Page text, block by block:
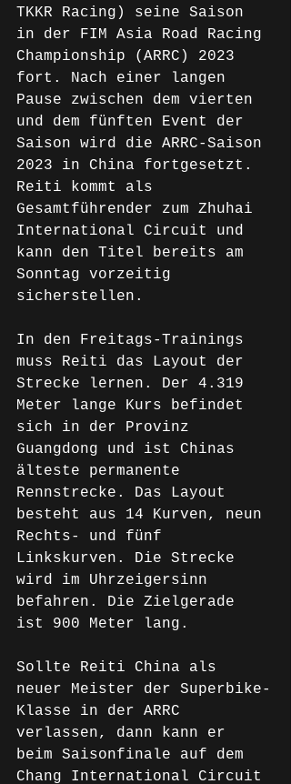
TKKR Racing) seine Saison
in der FIM Asia Road Racing
Championship (ARRC) 2023
fort. Nach einer langen
Pause zwischen dem vierten
und dem fünften Event der
Saison wird die ARRC-Saison
2023 in China fortgesetzt.
Reiti kommt als
Gesamtführender zum Zhuhai
International Circuit und
kann den Titel bereits am
Sonntag vorzeitig
sicherstellen.
In den Freitags-Trainings
muss Reiti das Layout der
Strecke lernen. Der 4.319
Meter lange Kurs befindet
sich in der Provinz
Guangdong und ist Chinas
älteste permanente
Rennstrecke. Das Layout
besteht aus 14 Kurven, neun
Rechts- und fünf
Linkskurven. Die Strecke
wird im Uhrzeigersinn
befahren. Die Zielgerade
ist 900 Meter lang.
Sollte Reiti China als
neuer Meister der Superbike-
Klasse in der ARRC
verlassen, dann kann er
beim Saisonfinale auf dem
Chang International Circuit